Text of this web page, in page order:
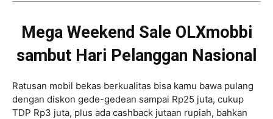
Mega Weekend Sale OLXmobbi
sambut Hari Pelanggan Nasional
Ratusan mobil bekas berkualitas bisa kamu bawa pulang
dengan diskon gede-gedean sampai Rp25 juta, cukup
TDP Rp3 juta, plus ada cashback jutaan rupiah, bahkan